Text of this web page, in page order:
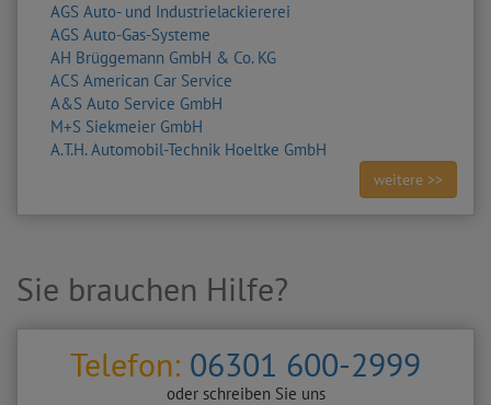
AGS Auto- und Industrielackiererei
AGS Auto-Gas-Systeme
AH Brüggemann GmbH & Co. KG
ACS American Car Service
A&S Auto Service GmbH
M+S Siekmeier GmbH
A.T.H. Automobil-Technik Hoeltke GmbH
weitere >>
Sie brauchen Hilfe?
Telefon: 06301 600-2999
oder schreiben Sie uns